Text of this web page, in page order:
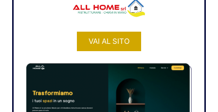
VAI AL SITO